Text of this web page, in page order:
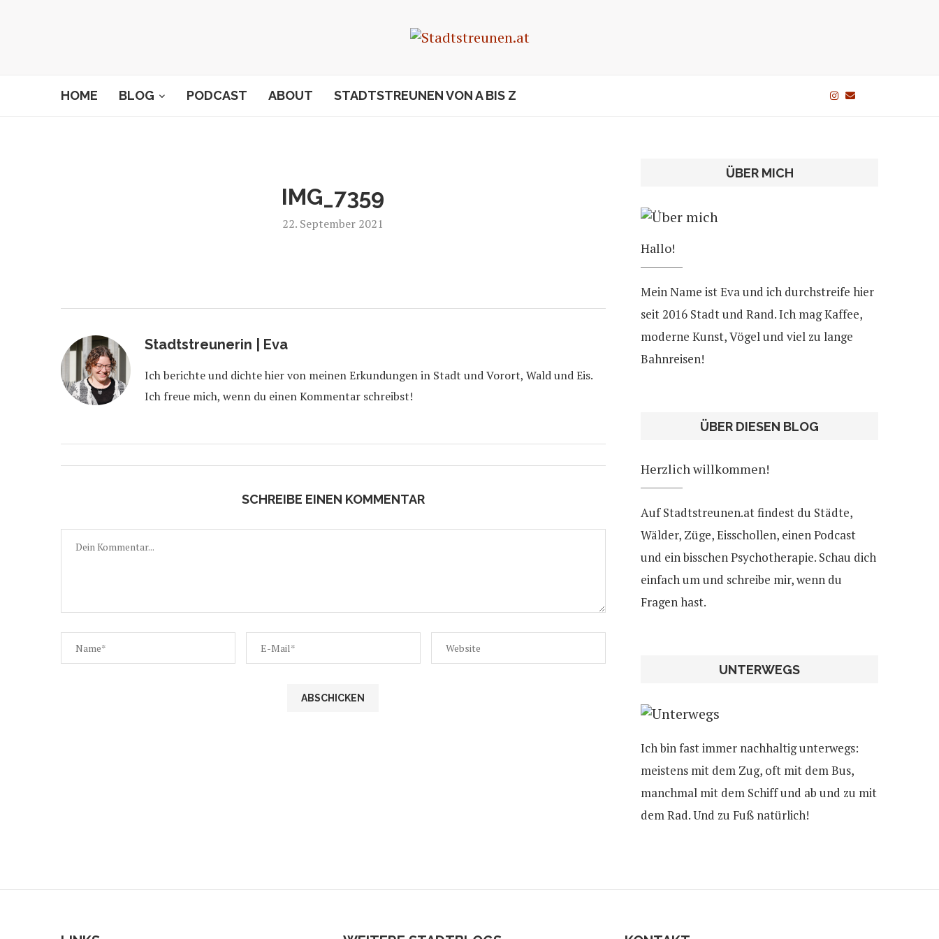
HOME BLOG PODCAST ABOUT STADTSTREUNEN VON A BIS Z
IMG_7359
22. September 2021
Stadtstreunerin | Eva
Ich berichte und dichte hier von meinen Erkundungen in Stadt und Vorort, Wald und Eis.
Ich freue mich, wenn du einen Kommentar schreibst!
SCHREIBE EINEN KOMMENTAR
ÜBER MICH
Hallo!
Mein Name ist Eva und ich durchstreife hier
seit 2016 Stadt und Rand. Ich mag Kaffee,
moderne Kunst, Vögel und viel zu lange
Bahnreisen!
ÜBER DIESEN BLOG
Herzlich willkommen!
Auf Stadtstreunen.at findest du Städte,
Wälder, Züge, Eisschollen, einen Podcast
und ein bisschen Psychotherapie. Schau dich
einfach um und schreibe mir, wenn du
Fragen hast.
UNTERWEGS
Ich bin fast immer nachhaltig unterwegs:
meistens mit dem Zug, oft mit dem Bus,
manchmal mit dem Schiff und ab und zu mit
dem Rad. Und zu Fuß natürlich!